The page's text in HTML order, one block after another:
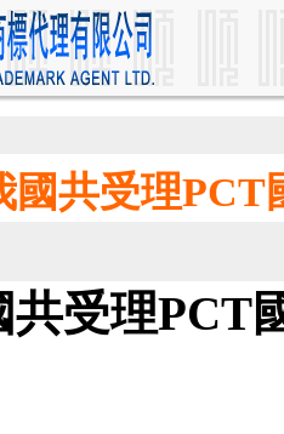
國共受理PCT
共受理PCT